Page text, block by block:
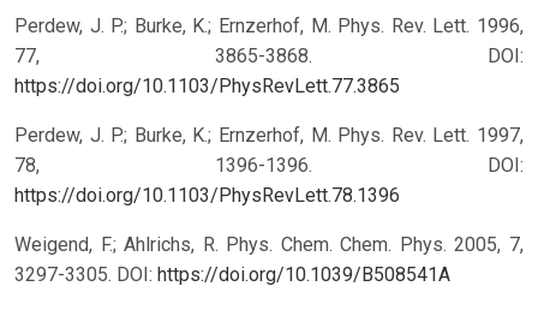
Perdew, J. P.; Burke, K.; Ernzerhof, M. Phys. Rev. Lett. 1996,
77, 3865-3868. DOI:
https://doi.org/10.1103/PhysRevLett.77.3865
Perdew, J. P.; Burke, K.; Ernzerhof, M. Phys. Rev. Lett. 1997,
78, 1396-1396. DOI:
https://doi.org/10.1103/PhysRevLett.78.1396
Weigend, F.; Ahlrichs, R. Phys. Chem. Chem. Phys. 2005, 7,
3297-3305. DOI: https://doi.org/10.1039/B508541A